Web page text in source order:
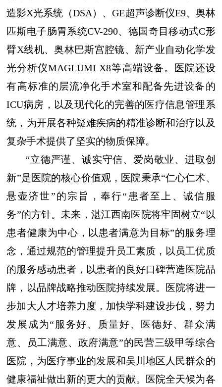
造影X光系统（DSA）、GE超声诊断仪E9、奥林
匹斯电子肠胃系统CV-290、 德国奇目移动式C形
臂X线机、奥林巴斯宫腔镜、 新产业自动化学发
光分析仪MAGLUMI X8等高端设备。医院还设
有高标准的层流净化手术室和配备先进设备的
ICU病房 ， 以及现代化的完善的医疗信息管理系
统，为开展各种疑难疾病的精准诊断和治疗以及
复杂手术提供了坚实的物质保障。
“立德严谨、诚实守信、爱岗敬业、进取创
新”是医院的核心价值观，医院秉承“仁心仁术、
悬壶济世”的宗旨，奉行“患者至上、诚信服
务”的方针。未来，湛江西南医院将牢固树立“以
患者健康为中心，以患者满意为目标”的服务理
念，通过规范的管理提升员工素质，以员工优质
的服务感动患者，以患者的良好口碑营造医院品
牌，以品牌战略推动医院持续发展。医院将进一
步加大人才培养力度，加快学科建设步伐，努力
发展成为“服务好、质量好、医德好、群众满
意、员工满意、政府满意”的民营三级甲等综合
医院，为医疗事业的发展和吴川地区人民群众的
健康福祉做出新的更大的贡献。医院全天候为各